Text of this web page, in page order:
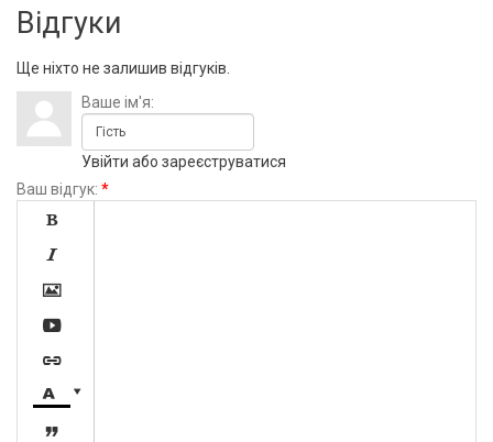
Відгуки
Ще ніхто не залишив відгуків.
Ваше ім'я:
Увійти або зареєструватися
Ваш відгук: *







